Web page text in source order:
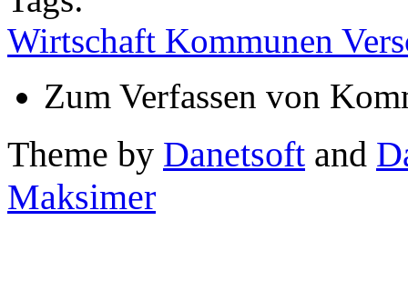
Wirtschaft Kommunen
Zum Verfassen von
Theme by Danetsoft and
Maksimer